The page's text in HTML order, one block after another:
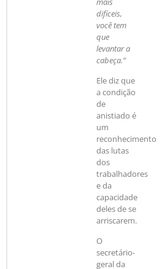
difíceis,
você tem
que
levantar a
cabeça.”
Ele diz que
a condição
de
anistiado é
um
reconhecimento
das lutas
dos
trabalhadores
e da
capacidade
deles de se
arriscarem.
O
secretário-
geral da